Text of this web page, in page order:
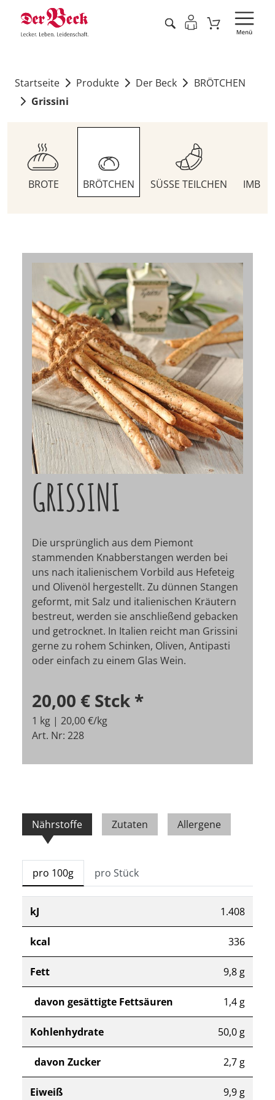
Startseite Produkte Der Beck
BRÖTCHEN
Grissini
BROTE BRÖTCHEN SÜSSE TEILCHEN
GRISSINI
Die ursprünglich aus dem Piemont
stammenden Knabberstangen werden bei
uns nach italienischem Vorbild aus Hefeteig
und Olivenöl hergestellt. Zu dünnen Stangen
geformt, mit Salz und italienischen Kräutern
bestreut, werden sie anschließend gebacken
und getrocknet. In Italien reicht man Grissini
gerne zu rohem Schinken, Oliven, Antipasti
oder einfach zu einem Glas Wein.
20,00 € Stck *
1 kg | 20,00 €/kg
Art. Nr: 228
Nährstoffe Zutaten Allergene
pro 100g pro Stück
kJ 1.408
kcal 336
Fett 9,8 g
davon gesättigte Fettsäuren 1,4 g
Kohlenhydrate 50,0 g
davon Zucker 2,7 g
Eiweiß 9,9 g